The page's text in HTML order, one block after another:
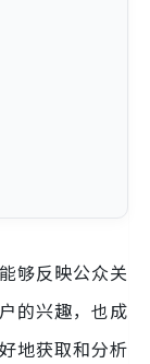
够反映公众关
的兴趣，也成
地获取和分析